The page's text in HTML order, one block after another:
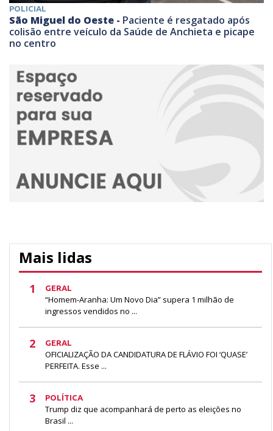
POLICIAL
São Miguel do Oeste - Paciente é resgatado após
colisão entre veículo da Saúde de Anchieta e picape
no centro
Mais lidas
1 GERAL
“Homem-Aranha: Um Novo Dia” supera 1 milhão de
ingressos vendidos no ...
2 GERAL
OFICIALIZAÇÃO DA CANDIDATURA DE FLÁVIO FOI ‘QUASE’
PERFEITA. Esse ...
3 POLÍTICA
Trump diz que acompanhará de perto as eleições no
Brasil ...